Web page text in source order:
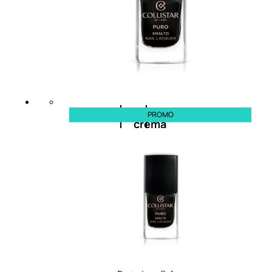
cristalli
Spray
e
crema
Colorazione
PROMO